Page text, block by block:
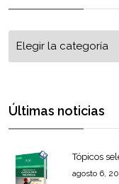
Últimas noticias
Tópicos
agosto 6,